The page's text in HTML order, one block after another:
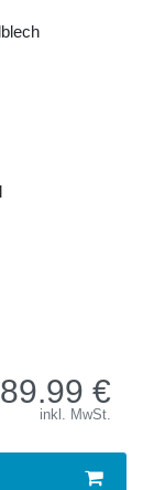
89.99 €
inkl. MwSt.